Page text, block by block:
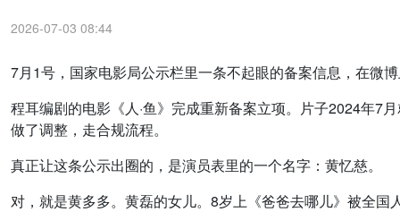
2026-07-03 08:44
7月1号，国家电影局公示栏里一条不起眼的备案信息，在微
程耳编剧的电影《人·鱼》完成重新备案立项。片子2024年7
做了调整，走合规流程。
真正让这条公示出圈的，是演员表里的一个名字：黄忆慈。
对，就是黄多多。黄磊的女儿。8岁上《爸爸去哪儿》被全国